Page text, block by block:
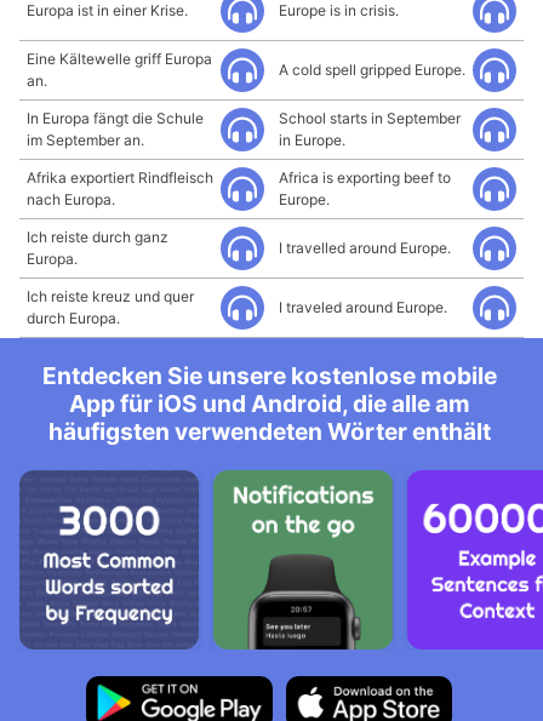
Europa ist in einer Krise. Europe is in crisis.
Eine Kältewelle griff Europa
an.
A cold spell gripped Europe.
In Europa fängt die Schule
im September an.
School starts in September
in Europe.
Afrika exportiert Rindfleisch
nach Europa.
Africa is exporting beef to
Europe.
Ich reiste durch ganz
Europa.
I travelled around Europe.
Ich reiste kreuz und quer
durch Europa.
I traveled around Europe.
Entdecken Sie unsere kostenlose mobile
App für iOS und Android, die alle am
häufigsten verwendeten Wörter enthält